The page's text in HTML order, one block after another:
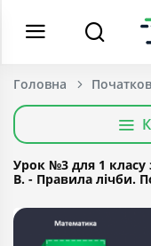
Головна
Урок №3 для 1 класу
В. - Правила лічби.